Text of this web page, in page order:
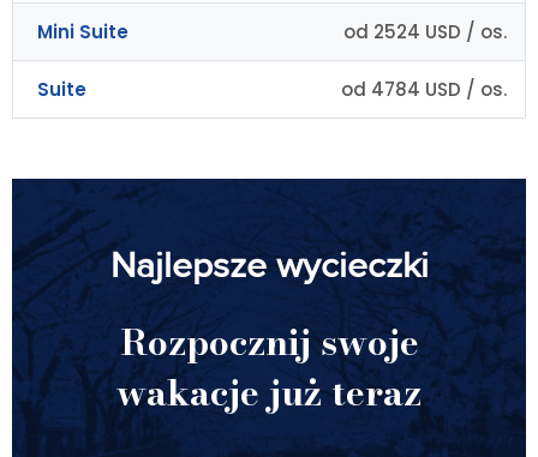
Mini Suite od 2524 USD / os.
Suite od 4784 USD / os.
Najlepsze wycieczki
Rozpocznij swoje
wakacje już teraz